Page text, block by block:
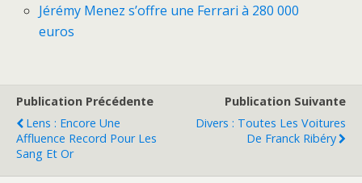
Jérémy Menez s’offre une Ferrari à 280 000
euros
Publication Précédente
Lens : Encore Une
Affluence Record Pour Les
Sang Et Or
Publication Suivante
Divers : Toutes Les Voitures
De Franck Ribéry